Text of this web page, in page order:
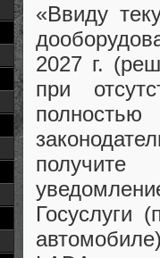
«Ввиду
2027 г.
при
Госуслуги